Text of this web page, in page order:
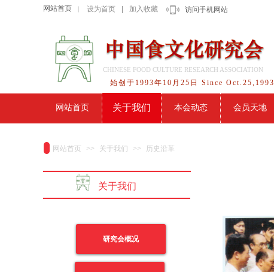
设为首页 加入收藏
网站首页 访问手机网站
始创于1993年10月25日 Since Oct.25,1993
CHINESE FOOD CULTURE RESEARCH ASSOCIATION
网站首页 关于我们 本会动态 会员天地
网站首页 >> 关于我们 >> 历史沿革
关于我们
研究会概况